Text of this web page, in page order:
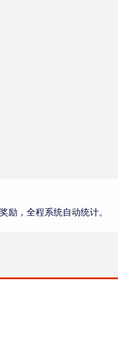
励，全程系统自动统计。